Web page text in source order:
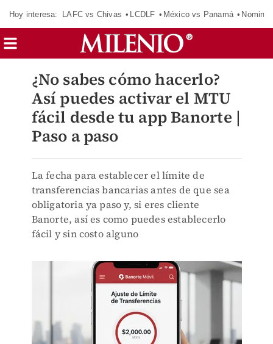
Hoy interesa: LAFC vs Chivas LCDLF México vs Panamá
¿No sabes cómo hacerlo?
Así puedes activar el MTU
fácil desde tu app Banorte |
Paso a paso
La fecha para establecer el límite de
transferencias bancarias antes de que sea
obligatoria ya paso y, si eres cliente
Banorte, así es como puedes establecerlo
fácil y sin costo alguno